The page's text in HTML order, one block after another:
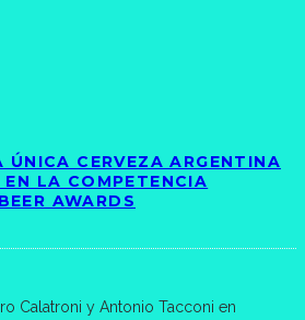
ÚNICA CERVEZA ARGENTINA
LA COMPETENCIA
AWARDS
Calatroni y Antonio Tacconi en